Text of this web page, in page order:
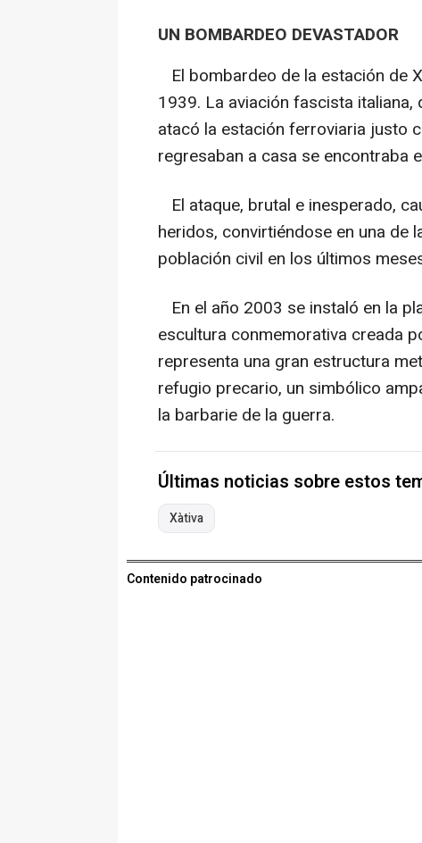
UN BOMBARDEO DEVASTADOR
El bombardeo de la estación de
1939. La aviación fascista
atacó la estación ferroviaria justo
regresaban a casa se encontraba
El ataque, brutal e inesperado,
heridos, convirtiéndose en una de
población civil en los últimos
En el año 2003 se instaló en la
escultura conmemorativa creada
representa una gran estructura
refugio precario, un simbólico
la barbarie de la guerra.
Últimas noticias sobre estos
Xàtiva
Contenido patrocinado